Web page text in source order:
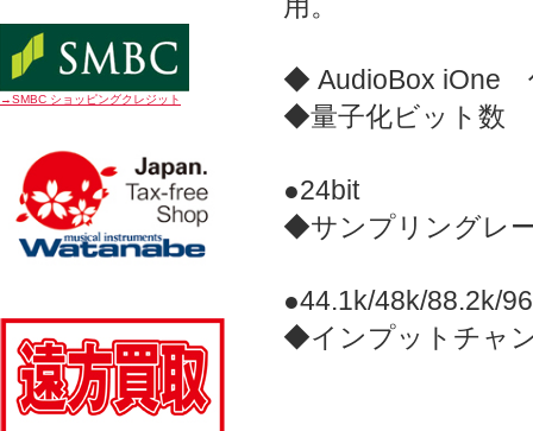
→SMBC ショッピングクレジット
◆ AudioBox iOne
◆量子化ビット数
●24bit
◆サンプリングレ
●44.1k/48k/88.2k/
◆インプットチャ